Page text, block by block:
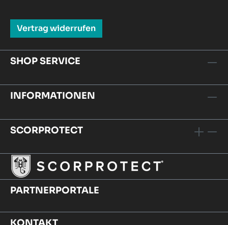
Vertrag widerrufen
SHOP SERVICE
INFORMATIONEN
SCORPROTECT
PARTNERPORTALE